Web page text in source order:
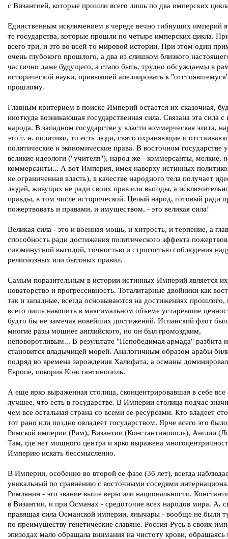
с Византией, которые прошли всего лишь по два имперских
Единственным исключением в череде вечно гибнущих империй
те государства, которые прошли по четыре имперских цикла.
всего три, и это во всей-то мировой истории. При этом один
очень глубокого прошлого, а два из слишком близкого
частично даже будущего, а стало быть, трудно обсуждаемы в
исторической науки, привыкшей апеллировать к
прошлому.
Главным критерием в поиске Империй остается их сказочная,
ниоткуда возникающая государственная сила. Связана эта сила с
народа. В западном государстве у власти коммерческая элита,
это т. н. политики, то есть люди, свято охраняющие и
политические и экономические права. В восточном государстве
великие идеологи ("учителя"), народ же - коммерсанты, мелкие,
коммерсанты... А вот Империя, имея наверху истинных
не ограниченная власть), в качестве народного тела получает
людей, живущих не ради своих прав или выгоды, а
правды, в том числе исторической. Целый народ, готовый ради
пожертвовать и правами, и имуществом, - это великая сила!
Великая сила - это и военная мощь, и хитрость, и терпение, а
способность ради достижения политического эффекта
сиюминутной выгодой, точностью и строгостью соблюдения
религиозных или бытовых правил.
Самым поразительным в истории истинных Империй является их
новаторство и прогрессивность. Тоталитарные двойники как
так и западные, всегда основываются на достижениях прошлого,
всего лишь накопить в максимальном объеме устаревшие
будто бы не замечая новейших достижений. Испанский флот был
многие разы мощнее английского, но он был громоздким,
неповоротливым... В результате "Непобедимая армада" разбита
становится владычицей морей. Аналогичным образом арабы
подряд во времена зарождения Халифата, а османы
Европе, покорив Константинополь.
А еще ярко выраженная столица, сконцентрировавшая в себе все
лучшее, что есть в государстве. В Империи столица подчас
чем все остальная страна со всеми ее ресурсами. Кто владеет
тот рано или поздно овладеет государством. Ярче всего это
Римской империи (Рим), Византии (Константинополь), Англии
Там, где нет мощного центра и ярко выражена
Империю искать бессмысленно.
В Империи, особенно во второй ее фазе (36 лет), всегда
уникальный по сравнению с восточными соседями
Римлянин - это звание выше веры или национальности.
в Византии, и при Османах - средоточие всех народов мира. А,
правящая сила Османской империи, янычары - вообще не были
по преимуществу генетические славяне. Россия-Русь в своих
эпизодах мало обращала внимания на чистоту крови, обращаясь